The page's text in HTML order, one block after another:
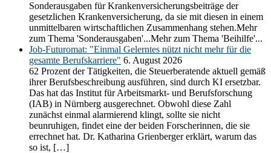
Sonderausgaben für Krankenversicherungsbeiträge der
gesetzlichen Krankenversicherung, da sie mit diesen in einem
unmittelbaren wirtschaftlichen Zusammenhang stehen.Mehr
zum Thema 'Sonderausgaben'...Mehr zum Thema 'Beihilfe'...
Job-Futuromat: "Einmal Gelerntes nützt nicht mehr für die
gesamte Berufskarriere" 6. August 2026
62 Prozent der Tätigkeiten, die Steuerberatende aktuell gemäß
ihrer Berufsbeschreibung ausführen, sind durch KI ersetzbar.
Das hat das Institut für Arbeitsmarkt- und Berufsforschung
(IAB) in Nürnberg ausgerechnet. Obwohl diese Zahl
zunächst einmal alarmierend klingt, sollte sie nicht
beunruhigen, findet eine der beiden Forscherinnen, die sie
errechnet hat. Dr. Katharina Grienberger erklärt, warum das
so ist, […]